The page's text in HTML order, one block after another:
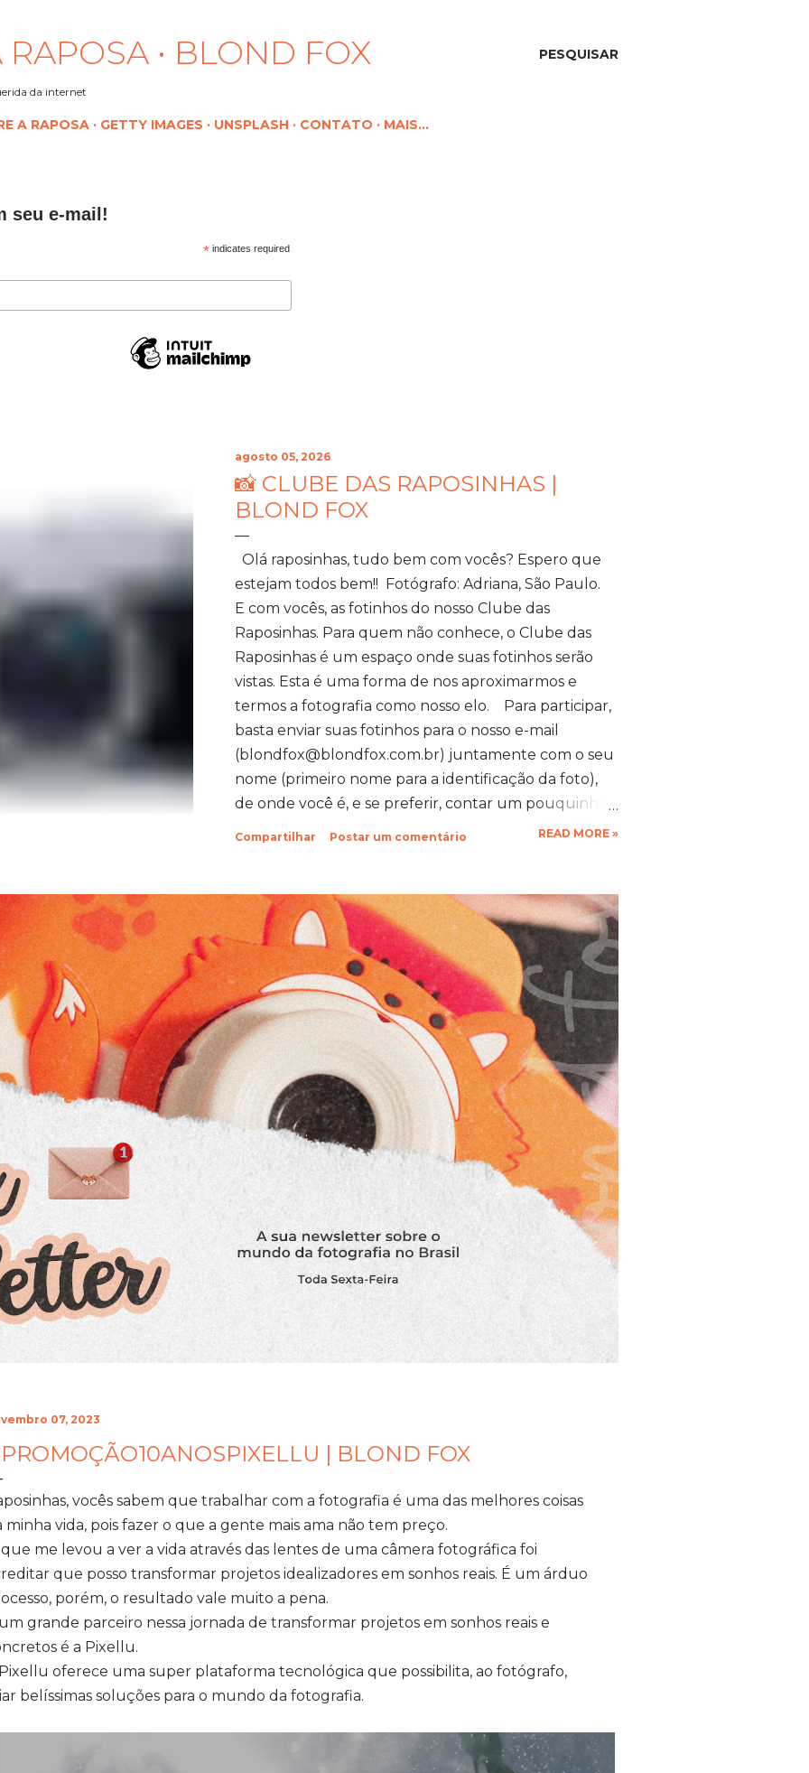
PESQUISAR
• BLOND FOX
da internet
A RAPOSA GETTY IMAGES UNSPLASH CONTATO MAIS…
seu e-mail!
*indicates required
agosto 05, 2026
📸 CLUBE DAS RAPOSINHAS |
BLOND FOX
Olá raposinhas, tudo bem com vocês? Espero que
estejam todos bem!! Fotógrafo: Adriana, São Paulo.
E com vocês, as fotinhos do nosso Clube das
Raposinhas. Para quem não conhece, o Clube das
Raposinhas é um espaço onde suas fotinhos serão
vistas. Esta é uma forma de nos aproximarmos e
termos a fotografia como nosso elo. Para participar,
basta enviar suas fotinhos para o nosso e-mail
(blondfox@blondfox.com.br) juntamente com o seu
nome (primeiro nome para a identificação da foto),
de onde você é, e se preferir, contar um pouquinho
sobre suas fotinhos. Fique a vontade! Ficarei muito
Compartilhar Postar um comentário READ MORE »
07, 2023
| BLOND FOX
vocês sabem que trabalhar com a fotografia é uma das melhores coisas
minha vida, pois fazer o que a gente mais ama não tem preço.
me levou a ver a vida através das lentes de uma câmera fotográfica foi
que posso transformar projetos idealizadores em sonhos reais. É um árduo
porém, o resultado vale muito a pena.
grande parceiro nessa jornada de transformar projetos em sonhos reais e
é a Pixellu.
oferece uma super plataforma tecnológica que possibilita, ao fotógrafo,
belíssimas soluções para o mundo da fotografia.